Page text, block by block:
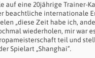
eine 20jährige Trainer-
beachtliche internationale
„diese Zeit habe ich,
wiederholen, mir war
teil und
Spielart „Shanghai“.